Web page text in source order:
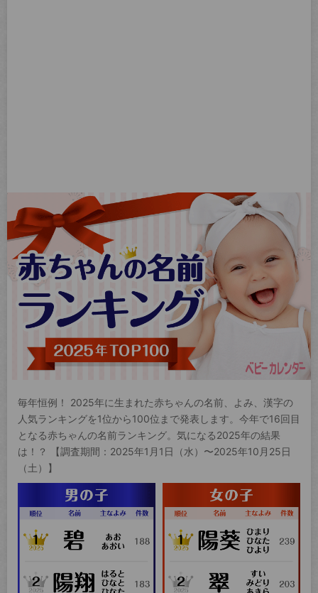
毎年恒例！ 2025年に生まれた赤ちゃんの名前、よみ、漢字の
人気ランキングを1位から100位まで発表します。今年で16回目
となる赤ちゃんの名前ランキング。気になる2025年の結果
は！？ 【調査期間：2025年1月1日（水）〜2025年10月25日
（土）】